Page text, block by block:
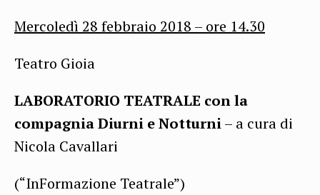
Mercoledì 28 febbraio 2018 – ore 14.30
Teatro Gioia
LABORATORIO TEATRALE con la
compagnia Diurni e Notturni– a cura di
Nicola Cavallari
(“InFormazione Teatrale”)